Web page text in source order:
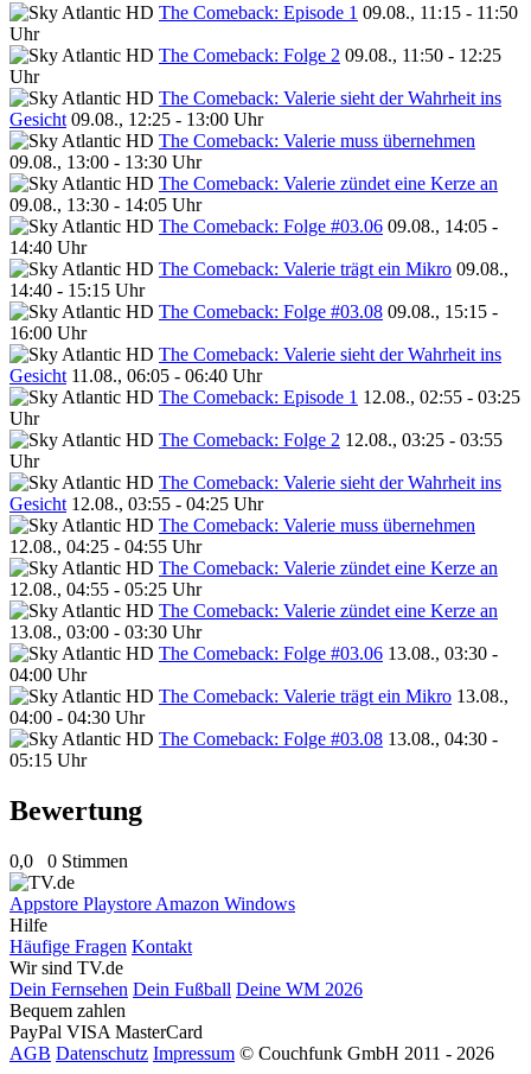
The Comeback: Episode 1 09.08., 11:15 - 11:50
Uhr
The Comeback: Folge 2 09.08., 11:50 - 12:25
Uhr
The Comeback: Valerie sieht der Wahrheit ins
Gesicht 09.08., 12:25 - 13:00 Uhr
The Comeback: Valerie muss übernehmen
09.08., 13:00 - 13:30 Uhr
The Comeback: Valerie zündet eine Kerze an
09.08., 13:30 - 14:05 Uhr
The Comeback: Folge #03.06 09.08., 14:05 -
14:40 Uhr
The Comeback: Valerie trägt ein Mikro 09.08.,
14:40 - 15:15 Uhr
The Comeback: Folge #03.08 09.08., 15:15 -
16:00 Uhr
The Comeback: Valerie sieht der Wahrheit ins
Gesicht 11.08., 06:05 - 06:40 Uhr
The Comeback: Episode 1 12.08., 02:55 - 03:25
Uhr
The Comeback: Folge 2 12.08., 03:25 - 03:55
Uhr
The Comeback: Valerie sieht der Wahrheit ins
Gesicht 12.08., 03:55 - 04:25 Uhr
The Comeback: Valerie muss übernehmen
12.08., 04:25 - 04:55 Uhr
The Comeback: Valerie zündet eine Kerze an
12.08., 04:55 - 05:25 Uhr
The Comeback: Valerie zündet eine Kerze an
13.08., 03:00 - 03:30 Uhr
The Comeback: Folge #03.06 13.08., 03:30 -
04:00 Uhr
The Comeback: Valerie trägt ein Mikro 13.08.,
04:00 - 04:30 Uhr
The Comeback: Folge #03.08 13.08., 04:30 -
05:15 Uhr
Bewertung
0,0 0 Stimmen
Appstore Playstore Amazon Windows
Hilfe
Häufige Fragen Kontakt
Wir sind TV.de
Dein Fernsehen Dein Fußball Deine WM 2026
Bequem zahlen
PayPal VISA MasterCard
AGB Datenschutz Impressum © Couchfunk GmbH 2011 - 2026